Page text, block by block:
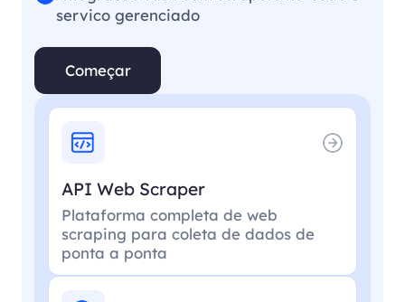
servico gerenciado
Começar
API Web Scraper
Plataforma completa de web
scraping para coleta de dados de
ponta a ponta